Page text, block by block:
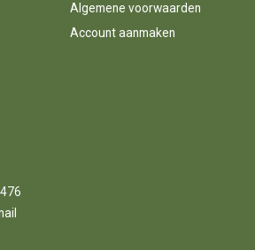
Algemene voorwaarden
Account aanmaken